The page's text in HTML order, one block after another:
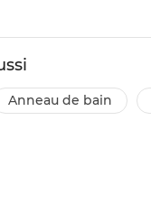
anneau de bain